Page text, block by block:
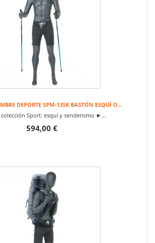
DEPORTE SPM-13SK BASTÓN ESQUÍ O...
colección Sport: esquí y senderismo ►...
594,00 €